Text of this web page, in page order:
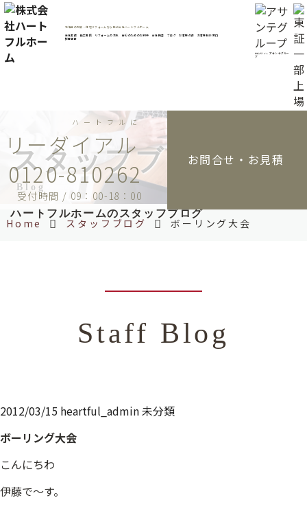
コ
ン
テ
ン
ッ
プ
北海道の外壁・住宅リフォームなら株式会社ハートフルホーム
当社実績 施工事例 リフォームの流れ 安心のためのお約束 会社概要 ブログ お客様の声
お客様相談窓口
採用情報
東証プライム アサンテグルー
プ
ハートフルに
0120-810262
受付時間 / 09：00-18：00
お問合せ・お見積
スタッフブログ
Blog
ハートフルホームのスタッフブログ
Home スタッフブログ ボーリング大会
Staff Blog
2012/03/15 heartful_admin未分類
ボーリング大会
こんにちわ
伊藤で～す。